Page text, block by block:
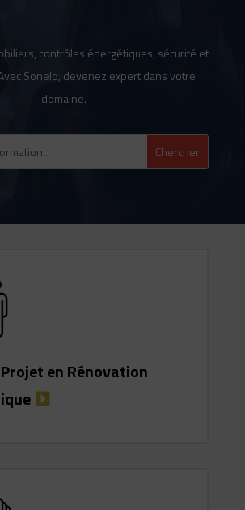
contrôles énergétiques, sécurité et
Sonelo, devenez expert dans votre
domaine.
en Rénovation